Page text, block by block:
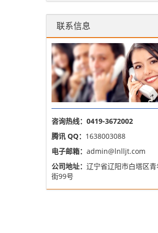
联系信息
咨询热线：0419-3672002
腾讯 QQ： 1638003088
电子邮箱： admin@lnlljt.com
公司地址： 辽宁省辽阳市白塔区
街99号